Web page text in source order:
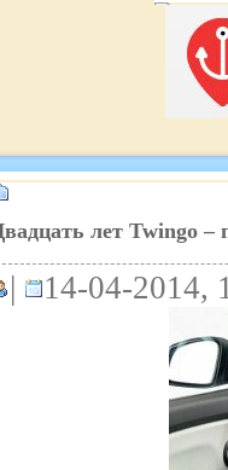
лет Twingo –
| 14-04-2014,